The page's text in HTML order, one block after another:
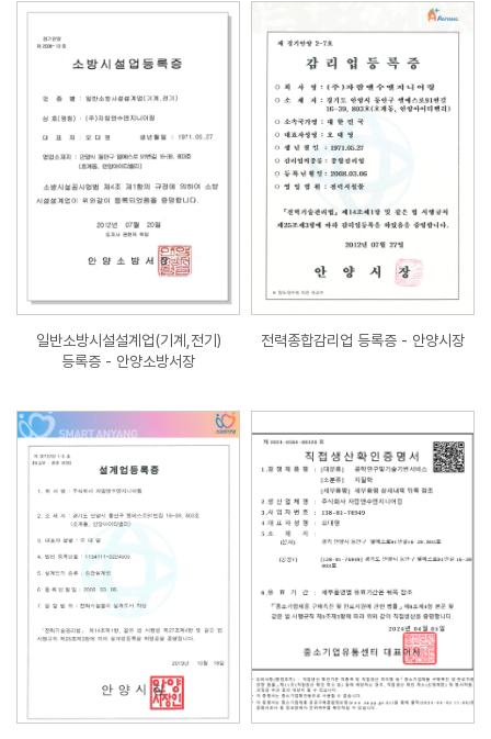
일반소방시설설계업(기계,전기)
등록증 - 안양소방서장
전력종합감리업 등록증 - 안양시장